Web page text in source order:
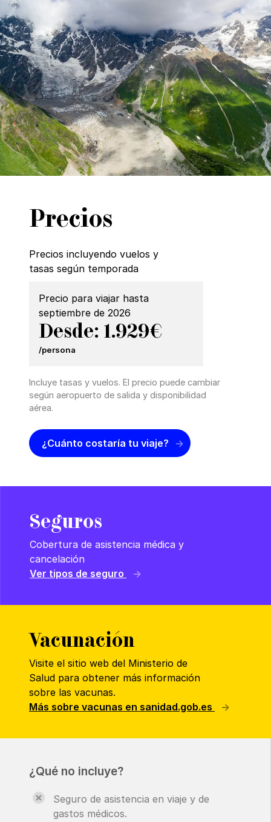
Precios
Precios incluyendo vuelos y
tasas según temporada
Precio para viajar hasta
septiembre de 2026
Desde: 1.929€
/persona
Incluye tasas y vuelos. El precio puede cambiar
según aeropuerto de salida y disponibilidad
aérea.
¿Cuánto costaría tu viaje?
Seguros
Cobertura de asistencia médica y
cancelación
Ver tipos de seguro
Vacunación
Visite el sitio web del Ministerio de
Salud para obtener más información
sobre las vacunas.
Más sobre vacunas en sanidad.gob.es
¿Qué no incluye?
Seguro de asistencia en viaje y de
gastos médicos.